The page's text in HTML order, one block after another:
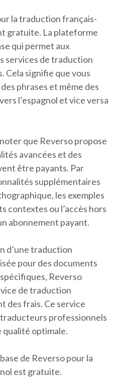
la traduction français-
gratuite. La plateforme
qui permet aux
services de traduction
Cela signifie que vous
phrases et même des
l’espagnol et vice versa
que Reverso propose
avancées et des
être payants. Par
supplémentaires
les exemples
contextes ou l’accès hors
abonnement payant.
d’une traduction
pour des documents
Reverso
de traduction
des frais. Ce service
professionnels
optimale.
de Reverso pour la
est gratuite.